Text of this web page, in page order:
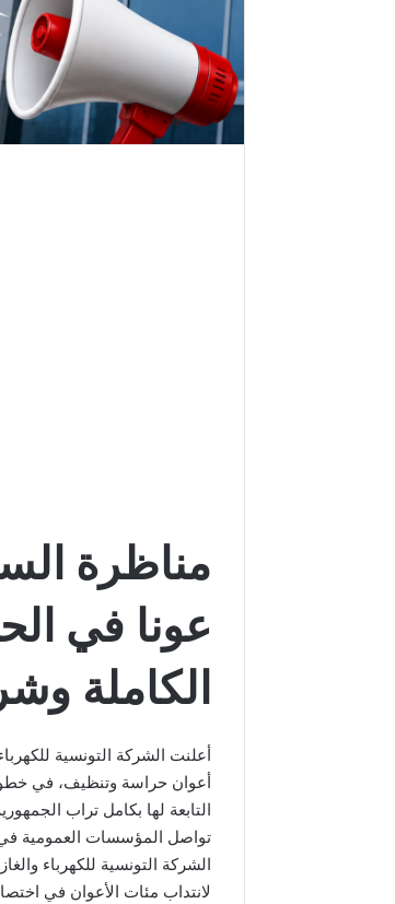
عونا في
الكاملة
أعوان حراسة وتنظيف، في
التابعة لها بكامل تراب
الشركة التونسية للكهرباء
لانتداب مئات الأعوان في